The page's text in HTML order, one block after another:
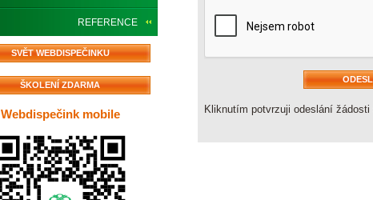
REFERENCE
SVĚT WEBDISPEČINKU
ŠKOLENÍ ZDARMA
Webdispečink mobile Kliknutím potvrzuji odeslání žádosti